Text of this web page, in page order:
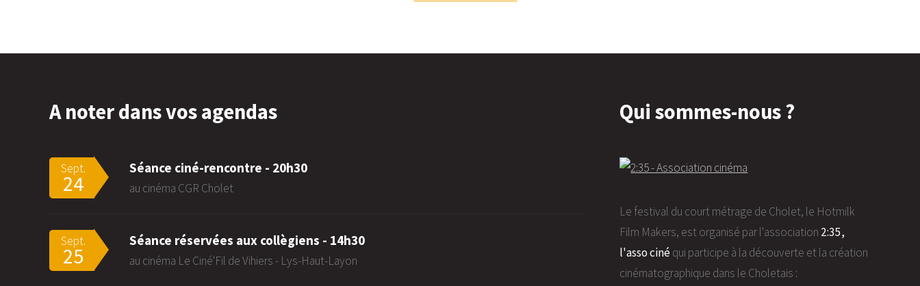
A noter dans vos agendas
Sept.
24
Séance ciné-rencontre - 20h30
au cinéma CGR Cholet
Sept.
25
Séance réservées aux collègiens - 14h30
au cinéma Le Ciné'Fil de Vihiers - Lys-Haut-Layon
Qui sommes-nous ?
Le festival du court métrage de Cholet, le Hotmilk
Film Makers, est organisé par l'association 2:35,
l'asso cinéqui participe à la découverte et la création
cinématographique dans le Choletais :